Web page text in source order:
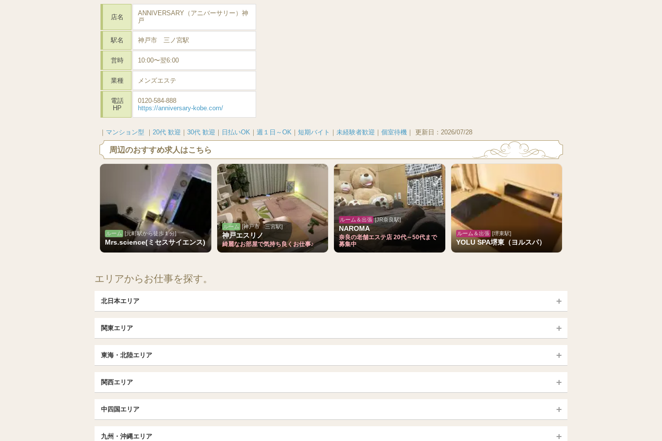
店名
ANNIVERSARY（アニバーサリー）神
戸
駅名 神戸市 三ノ宮駅
営時 10:00〜翌6:00
業種 メンズエステ
電話
HP
0120-584-888
https://anniversary-kobe.com/
｜ マンション型 ｜ 20代 歓迎 ｜ 30代 歓迎 ｜ 日払いOK ｜ 週１日～OK ｜ 短期バイト ｜ 未経験者歓迎 ｜ 個室待機 ｜ 更新日： 2026/07/28
周辺のおすすめ求人はこちら
ルーム [元町駅から徒歩１分]
Mrs.science(ミセスサイエンス)
ルーム [神戸市 三宮駅]
神戸エスリノ
綺麗なお部屋で気持ち良くお仕事♪
ルーム＆出張[JR奈良駅]
NAROMA
奈良の老舗エステ店 20代～50代まで
募集中
ルーム＆出張 [堺東駅]
YOLU SPA堺東（ヨルスパ）
エリアからお仕事を探す。
北日本エリア
北海道（札幌・旭川・函館） 青森 岩手 (盛岡・北上)
宮城 (仙台)
福島 (いわき・郡山)
茨城（水戸・取手）
栃木（宇都宮・小山） 群馬（伊勢崎・高崎・前橋）
関東エリア
大宮・浦和・川口 越谷・春日部 所沢・川越
千葉TOP
東京TOP
東海・北陸エリア
愛知（名古屋） 岐阜県 三重県
静岡県
名古屋TOP
名古屋・名駅・太閤通
関西エリア
京都駅・伏見区 烏丸御池駅 四条烏丸・河原町・祇園四条
大宮・西院・二条
三条・京都市役所前
中四国エリア
九州・沖縄エリア